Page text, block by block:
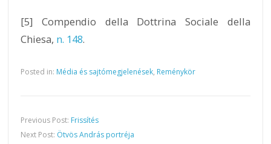
[5] Compendio della Dottrina Sociale della
Chiesa, n. 148.
Posted in: Média és sajtómegjelenések, Reménykör
Previous Post: Frissítés
Next Post: Ötvös András portréja